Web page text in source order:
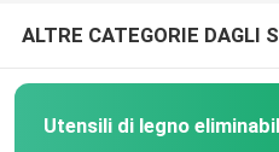
ALTRE CATEGORIE DAGLI
Utensili di legno